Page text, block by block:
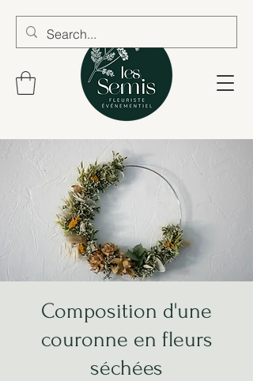
Composition d'une
couronne en fleurs
séchées